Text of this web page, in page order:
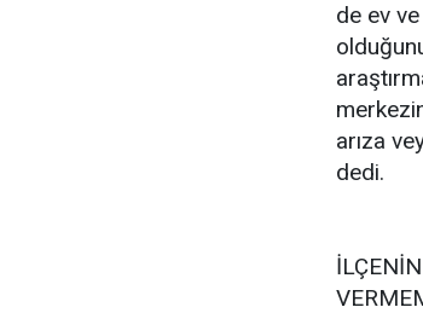
de ev
arıza
dedi.